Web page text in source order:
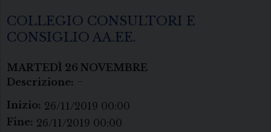
COLLEGIO CONSULTORI E
CONSIGLIO AA.EE.
MARTEDÌ 26 NOVEMBRE
Descrizione: –
Inizio: 26/11/2019 00:00
Fine: 26/11/2019 00:00